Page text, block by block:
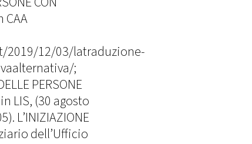
CAA
2019/12/03/latraduzione-
;
PERSONE
LIS, (30 agosto
L’INIZIAZIONE
dell’Ufficio